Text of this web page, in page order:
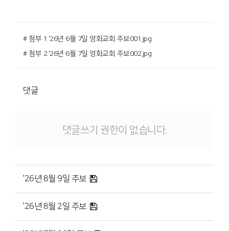
# 첨부 1.'26년 6월 7일 영화교회 주보001.jpg
# 첨부 2.'26년 6월 7일 영화교회 주보002.jpg
댓글
댓글쓰기 권한이 없습니다.
'26년 8월 9일 주보
'26년 8월 2일 주보